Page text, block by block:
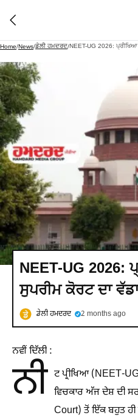
Home/News/ਡੇਲੀ ਹਮਦਰਦ/NEET-UG 2026:
NEET-UG 2026:
ਸੁਪਰੀਮ ਕੋਰਟ ਦਾ
ਡੇਲੀ ਹਮਦਰਦ 2 months ago
ਨਵੀਂ ਦਿੱਲੀ :
ਨੀ ਟ ਪ੍ਰੀਖਿਆ (NEET-
ਵਿਚਕਾਰ ਅੱਜ ਦੇਸ਼ ਦੀ
Court) ਤੋਂ ਇੱਕ ਬਹੁਤ